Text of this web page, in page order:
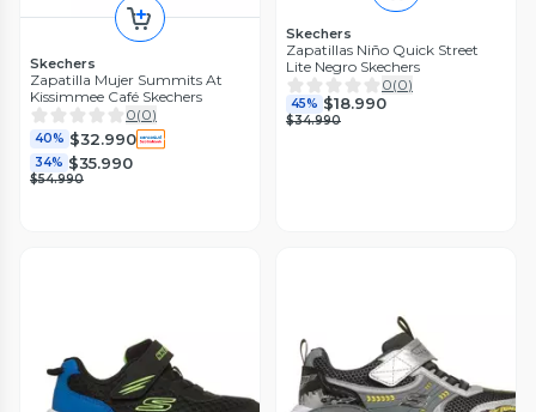
Skechers
Zapatilla Mujer Summits At
Kissimmee Café Skechers
0(0)
40% $32.990
34% $35.990
$54.990
Skechers
Zapatillas Niño Quick Street
Lite Negro Skechers
0(0)
45% $18.990
$34.990